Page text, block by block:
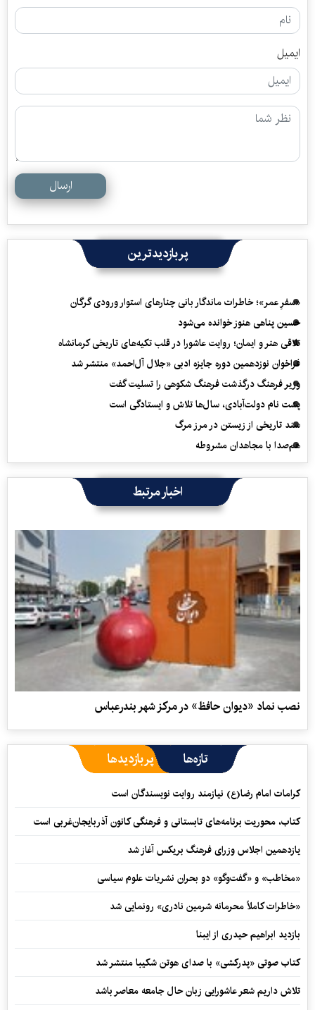
ایمیل
ارسال
پربازدیدترین
«سفرِ عمر»؛ خاطرات ماندگار بانی چنارهای استوار ورودی گرگان
حسین پناهی هنوز خوانده می‌شود
تلاقی هنر و ایمان؛ روایت عاشورا در قلب تکیه‌های تاریخی کرمانشاه
فراخوان نوزدهمین دوره جایزه ادبی «جلال آل‌احمد» منتشر شد
وزیر فرهنگ درگذشت فرهنگ شکوهی را تسلیت گفت
پشت نام دولت‌آبادی، سال‌ها تلاش و ایستادگی است
سند تاریخی از زیستن در مرز مرگ
هم‌صدا با مجاهدان مشروطه
اخبار مرتبط
نصب نماد «دیوان حافظ» در مرکز شهر بندرعباس
تازه‌ها پربازدیدها
کرامات امام رضا(ع) نیازمند روایت نویسندگان است
کتاب، محوریت برنامه‌های تابستانی و فرهنگی کانون آذربایجان‌غربی است
یازدهمین اجلاس وزرای فرهنگ بریکس آغاز شد
«مخاطب» و «گفت‌وگو» دو بحران نشریات علوم سیاسی
«خاطرات کاملاً محرمانه شرمین نادری» رونمایی شد
بازدید ابراهیم حیدری از ایبنا
کتاب صوتی «پدرکشی» با صدای هوتن شکیبا منتشر شد
تلاش داریم شعر عاشورایی زبان حال جامعه معاصر باشد